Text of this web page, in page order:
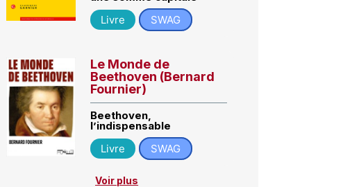
Livre
SWAG
Le Monde de
Beethoven (Bernard
Fournier)
Beethoven,
l’indispensable
Livre
SWAG
Voir plus